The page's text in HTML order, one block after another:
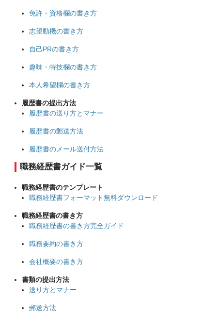
免許・資格欄の書き方
志望動機の書き方
自己PRの書き方
趣味・特技欄の書き方
本人希望欄の書き方
履歴書の提出方法
履歴書の送り方とマナー
履歴書の郵送方法
履歴書のメール送付方法
職務経歴書ガイド一覧
職務経歴書のテンプレート
職務経歴書フォーマット無料ダウンロード
職務経歴書の書き方
職務経歴書の書き方完全ガイド
職務要約の書き方
会社概要の書き方
書類の提出方法
送り方とマナー
郵送方法